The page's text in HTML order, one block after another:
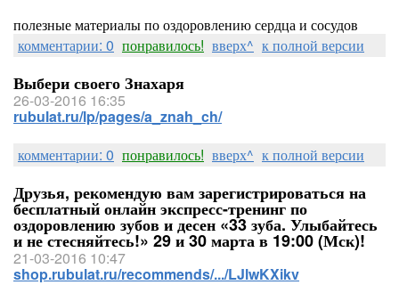
полезные материалы по оздоровлению сердца и сосудов
комментарии: 0 понравилось! вверх^ к полной версии
Выбери своего Знахаря
26-03-2016 16:35
rubulat.ru/lp/pages/a_znah_ch/
комментарии: 0 понравилось! вверх^ к полной версии
Друзья, рекомендую вам зарегистрироваться на
бесплатный онлайн экспресс-тренинг по
оздоровлению зубов и десен «33 зуба. Улыбайтесь
и не стесняйтесь!» 29 и 30 марта в 19:00 (Мск)!
21-03-2016 10:47
shop.rubulat.ru/recommends/.../LJlwKXikv